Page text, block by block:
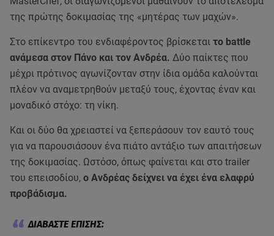
της πρώτης δοκιμασίας της «μητέρας των μαχών».
Στο επίκεντρο του ενδιαφέροντος βρίσκεται το battle
ανάμεσα στον Πάνο και τον Ανδρέα. Δύο παίκτες που
μέχρι πρότινος αγωνίζονταν στην ίδια ομάδα καλούνται
πλέον να αναμετρηθούν μεταξύ τους, έχοντας έναν και
μοναδικό στόχο: τη νίκη.
Και οι δύο θα χρειαστεί να ξεπεράσουν τον εαυτό τους
για να παρουσιάσουν ένα πιάτο αντάξιο των απαιτήσεων
της δοκιμασίας. Ωστόσο, όπως φαίνεται και στο trailer
του επεισοδίου, ο Ανδρέας δείχνει να έχει ένα ελαφρύ
προβάδισμα.